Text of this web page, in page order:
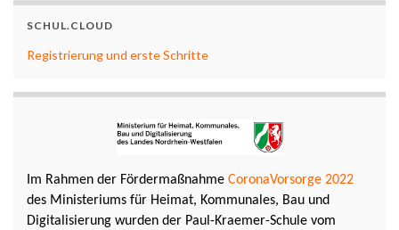
SCHUL.CLOUD
Registrierung und erste Schritte
Im Rahmen der Fördermaßnahme CoronaVorsorge 2022
des Ministeriums für Heimat, Kommunales, Bau und
Digitalisierung wurden der Paul-Kraemer-Schule vom